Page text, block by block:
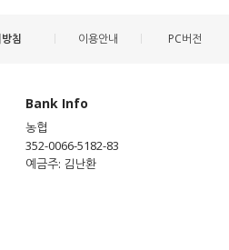
침 이용안내 PC버전
Bank Info
농협
352-0066-5182-83
예금주: 김난환